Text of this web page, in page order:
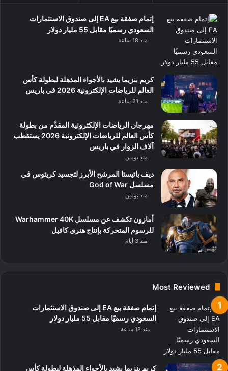
إتمام صفقة بيع EA إلى صندوق الاستثمارات
السعودي رسميًا مقابل 55 مليار دولار
منذ 18 ساعة
كريم بنزيما يشيد بالأجواء المذهلة لبطولة كأس
العالم للرياضات الإلكترونية 2026 في باريس
منذ 21 ساعة
مهرجان الرياضات الإلكترونية المقدَّم من بطولة
كأس العالم للرياضات الإلكترونية 2026 يستقطب
آلاف الزوار في باريس
منذ يومين
ديف باتيستا المرشح الأبرز لتجسيد كريتوس في
مسلسل God of War
منذ يومين
أمازون تكشف عن مسلسل Warhammer 40K
للرسوم المتحركة بإنتاج هنري كافيل
منذ 3 أيام
Most Reviewed
إتمام صفقة بيع EA إلى صندوق الاستثمارات
السعودي رسميًا مقابل 55 مليار دولار
منذ 18 ساعة
كريم بنزيما يشيد بالأجواء المذهلة لبطولة كأس